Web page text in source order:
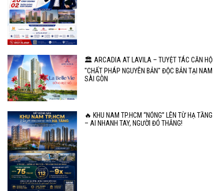
🏛️ ARCADIA AT LAVILA – TUYỆT TÁC CĂN HỘ
"CHẤT PHÁP NGUYÊN BẢN" ĐỘC BẢN TẠI NAM
SÀI GÒN
🔥 KHU NAM TP.HCM “NÓNG” LÊN TỪ HẠ TẦNG
– AI NHANH TAY, NGƯỜI ĐÓ THẮNG!